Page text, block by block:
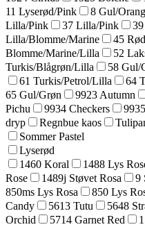
11 Lyserød/Pink
8 Gul/
Lilla/Pink
37 Lilla/Pink
Lilla/Blomme/Marine
45
Blomme/Marine/Lilla
52
Turkis/Blågrøn/Lilla
58 Gul/
61 Turkis/Petrol/Lilla
64
65 Gul/Grøn
9923 Autumn
Pichu
9934 Checkers
dryp
Regnbue kaos
Sommer Pastel
Lyserød
1460 Koral
1488 Lys
Rose
1489j Støvet Rosa 9
850ms Lys Rosa
850 Lys
Candy
5613 Tutu 5648
Orchid
5714 Garnet Red